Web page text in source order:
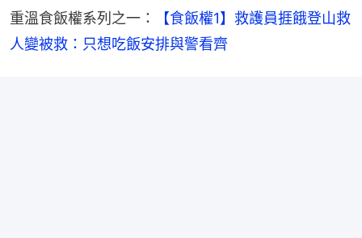
重溫食飯權系列之一：
【食飯權1】救護員捱餓登山救
人變被救：只想吃飯安排與警看齊